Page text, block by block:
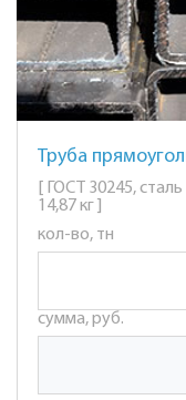
Труба
[ ГОСТ 30245,
14,87 кг ]
кол-во, тн
сумма, руб.